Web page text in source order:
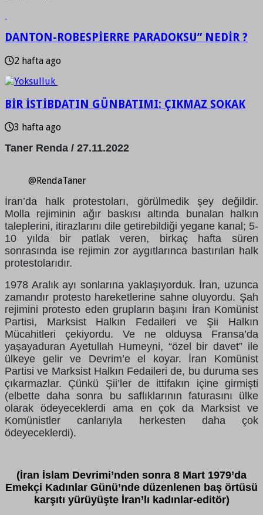
DANTON-ROBESPİERRE PARADOKSU” NEDİR ?
2 hafta ago
BİR İSTİBDATIN GÜNBATIMI: ÇIKMAZ SOKAK
3 hafta ago
Taner Renda / 27.11.2022
@RendaTaner
İran’da halk protestoları, görülmedik şey değildir.
Molla rejiminin ağır baskısı altında bunalan halkın
taleplerini, itirazlarını dile getirebildiği yegane kanal; 5-
10 yılda bir patlak veren, birkaç hafta süren
sonrasında ise rejimin zor aygıtlarınca bastırılan halk
protestolarıdır.
1978 Aralık ayı sonlarına yaklaşıyorduk. İran, uzunca
zamandır protesto hareketlerine sahne oluyordu. Şah
rejimini protesto eden grupların başını İran Komünist
Partisi, Marksist Halkın Fedaileri ve Şii Halkın
Mücahitleri çekiyordu. Ve ne olduysa Fransa’da
yaşayaduran Ayetullah Humeyni, “özel bir davet” ile
ülkeye gelir ve Devrim’e el koyar. İran Komünist
Partisi ve Marksist Halkın Fedaileri de, bu duruma ses
çıkarmazlar. Çünkü Şii’ler de ittifakın içine girmişti
(elbette daha sonra bu saflıklarının faturasını ülke
olarak ödeyeceklerdi ama en çok da Marksist ve
Komünistler canlarıyla herkesten daha çok
ödeyeceklerdi).
(İran İslam Devrimi’nden sonra 8 Mart 1979’da
Emekçi Kadınlar Günü’nde düzenlenen baş örtüsü
karşıtı yürüyüşte İran’lı kadınlar-editör)